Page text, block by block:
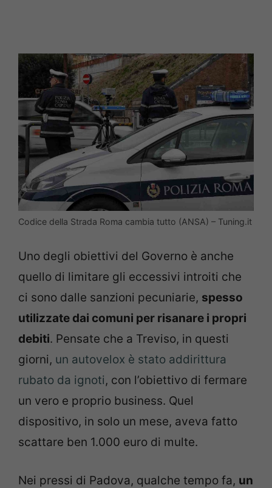
Codice della Strada Roma cambia tutto (ANSA) – Tuning.it
Uno degli obiettivi del Governo è anche
quello di limitare gli eccessivi introiti che
ci sono dalle sanzioni pecuniarie, spesso
utilizzate dai comuni per risanare i propri
debiti. Pensate che a Treviso, in questi
giorni, un autovelox è stato addirittura
rubato da ignoti, con l’obiettivo di fermare
un vero e proprio business. Quel
dispositivo, in solo un mese, aveva fatto
scattare ben 1.000 euro di multe.
Nei pressi di Padova, qualche tempo fa, un